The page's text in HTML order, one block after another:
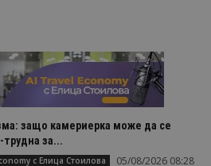
защо камериерка може да се
за...
с Елица Стоилова 05/08/2026 08:28